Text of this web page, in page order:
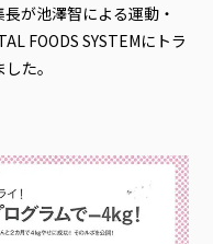
が池澤智による運動・
FOODS SYSTEMにトラ
た。